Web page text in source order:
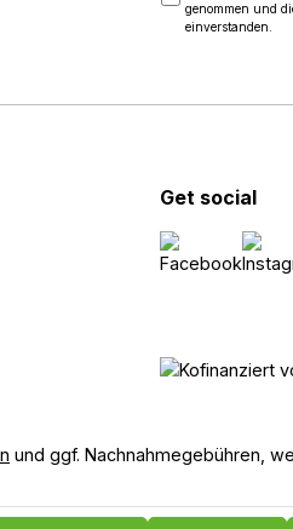
genommen und
einverstanden.
Get social
und ggf. Nachnahmegebühren,